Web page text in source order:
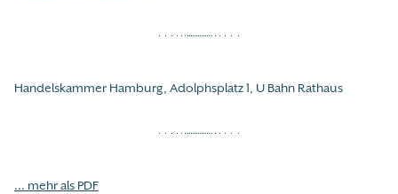
Handelskammer Hamburg, Adolphsplatz 1, U Bahn Rathaus
... mehr als PDF